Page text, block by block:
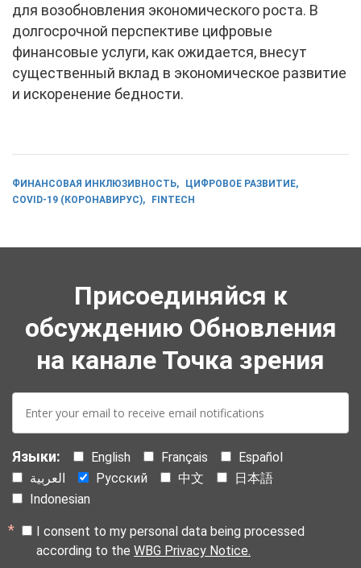
для возобновления экономического роста. В
долгосрочной перспективе цифровые
финансовые услуги, как ожидается, внесут
существенный вклад в экономическое развитие
и искоренение бедности.
ФИНАНСОВАЯ ИНКЛЮЗИВНОСТЬ
ЦИФРОВОЕ РАЗВИТИЕ
COVID-19 (КОРОНАВИРУС)
FINTECH
Присоединяйся к
обсуждению Обновления
на канале Точка зрения
mail:
Языки: English Français
Español
العربية
Русский 中文
日本語
Indonesian
I consent to my personal data being processed
according to the WBG Privacy Notice.